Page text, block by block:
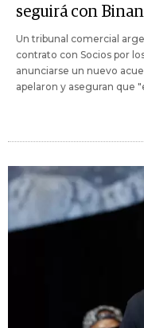
seguirá con
Un tribunal comercial
contrato con Socios por
anunciarse un nuevo
apelaron y aseguran que